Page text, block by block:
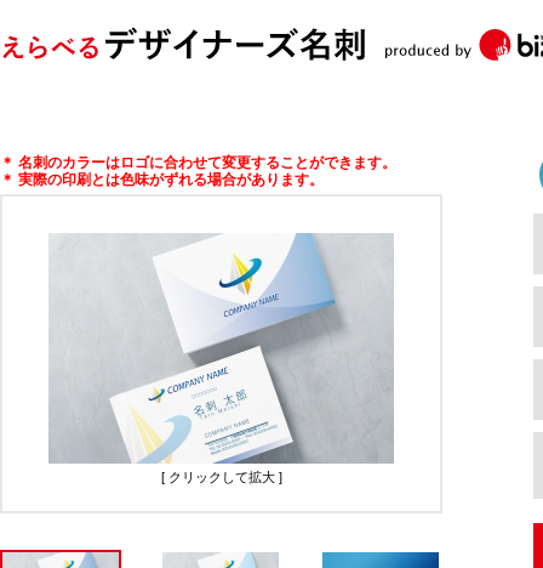
名刺のカラーはロゴに合わせて変更することができます。
実際の印刷とは色味がずれる場合があります。
[ クリックして拡大 ]